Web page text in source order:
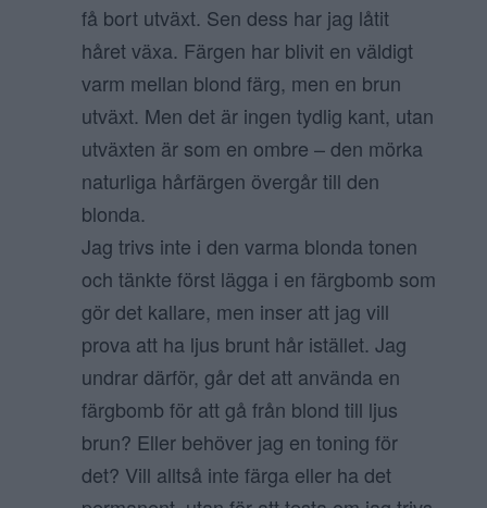
få bort utväxt. Sen dess har jag låtit
håret växa. Färgen har blivit en väldigt
varm mellan blond färg, men en brun
utväxt. Men det är ingen tydlig kant, utan
utväxten är som en ombre – den mörka
naturliga hårfärgen övergår till den
blonda.
Jag trivs inte i den varma blonda tonen
och tänkte först lägga i en färgbomb som
gör det kallare, men inser att jag vill
prova att ha ljus brunt hår istället. Jag
undrar därför, går det att använda en
färgbomb för att gå från blond till ljus
brun? Eller behöver jag en toning för
det? Vill alltså inte färga eller ha det